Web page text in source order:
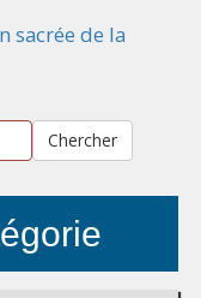
sacrée de la
Chercher